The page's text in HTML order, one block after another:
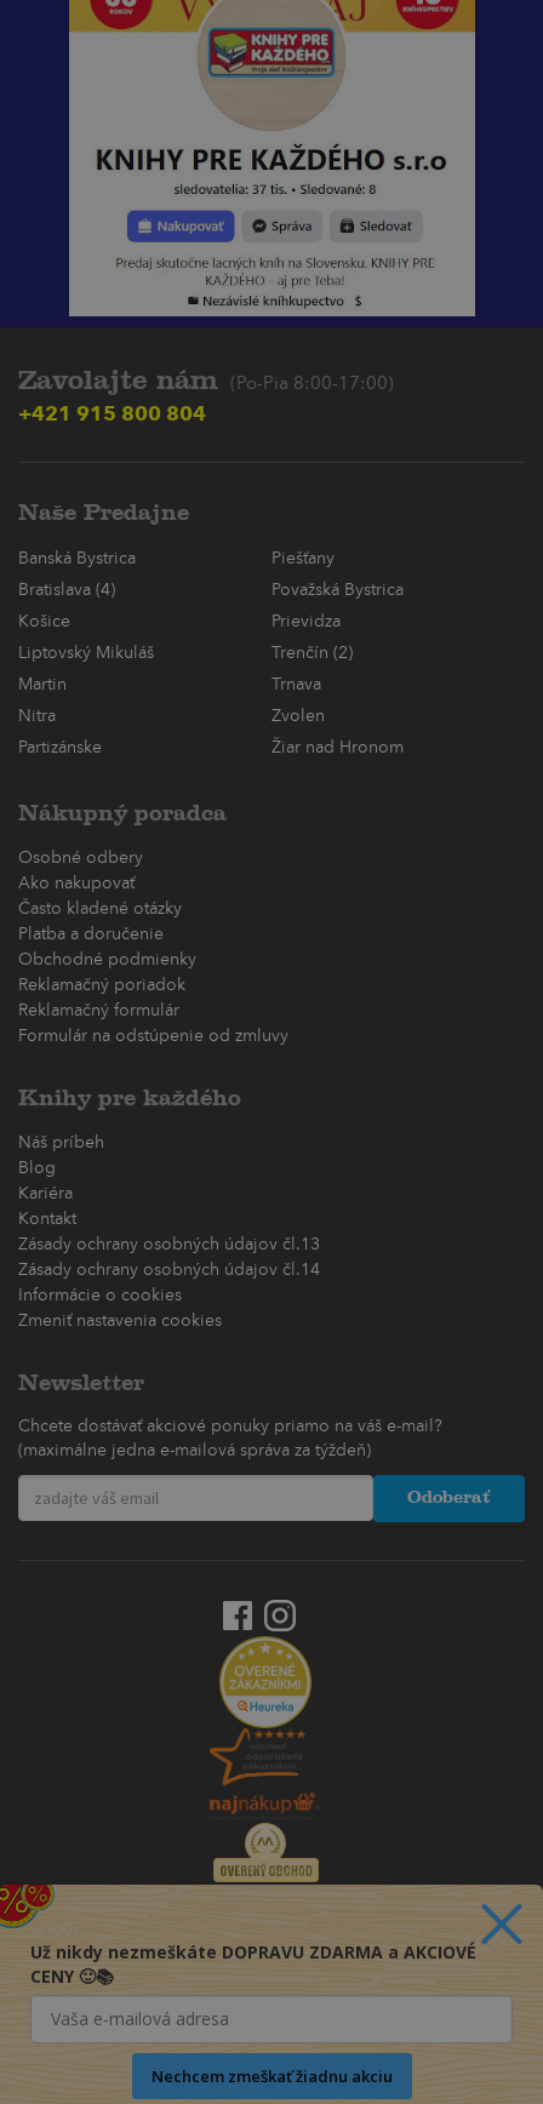
Zavolajte nám (Po-Pia 8:00-17:00)
+421 915 800 804
Naše Predajne
Banská Bystrica
Piešťany
Bratislava (4)
Považská Bystrica
Košice
Prievidza
Liptovský Mikuláš
Trenčín (2)
Martin
Trnava
Nitra
Zvolen
Partizánske
Žiar nad Hronom
Nákupný poradca
Osobné odbery
Ako nakupovať
Často kladené otázky
Platba a doručenie
Obchodné podmienky
Reklamačný poriadok
Reklamačný formulár
Formulár na odstúpenie od zmluvy
Knihy pre každého
Náš príbeh
Blog
Kariéra
Kontakt
Zásady ochrany osobných údajov čl.13
Zásady ochrany osobných údajov čl.14
Informácie o cookies
Zmeniť nastavenia cookies
Newsletter
Chcete dostávať akciové ponuky priamo na váš e-mail?
(maximálne jedna e-mailová správa za týždeň)
Odoberať
Už nikdy nezmeškáte DOPRAVU ZDARMA a AKCIOVÉ
CENY 🙂📚
Nechcem zmeškať žiadnu akciu